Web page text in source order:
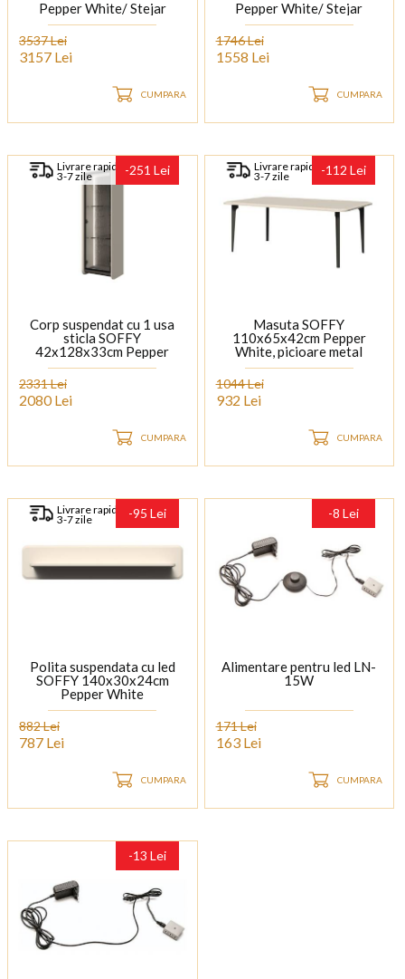
Pepper White/ Stejar
Melinga
3537 Lei
3157 Lei
CUMPARA
Pepper White/ Stejar
Melinga
1746 Lei
1558 Lei
CUMPARA
Livrare rapida
3-7 zile -251 Lei
Corp suspendat cu 1 usa
sticla SOFFY
42x128x33cm Pepper
White/ Stejar Melinga -
2331 Lei
2080 Lei
CUMPARA
Livrare rapida
3-7 zile -112 Lei
Masuta SOFFY
110x65x42cm Pepper
White, picioare metal
antracit
1044 Lei
932 Lei
CUMPARA
Livrare rapida
3-7 zile -95 Lei
Polita suspendata cu led
SOFFY 140x30x24cm
Pepper White
882 Lei
787 Lei
CUMPARA
-8 Lei
Alimentare pentru led LN-
15W
171 Lei
163 Lei
CUMPARA
-13 Lei